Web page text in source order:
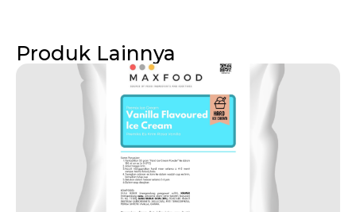
Produk Lainnya